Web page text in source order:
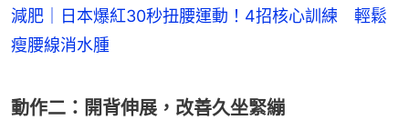
減肥｜日本爆紅30秒扭腰運動！4招核心訓練 輕鬆
瘦腰線消水腫
動作二：開背伸展，改善久坐緊繃